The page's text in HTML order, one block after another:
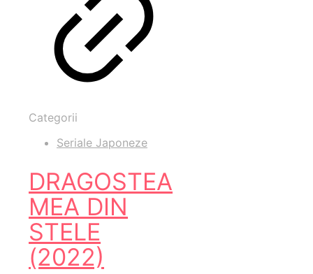
Categorii
Seriale Japoneze
DRAGOSTEA
MEA DIN
STELE
(2022)